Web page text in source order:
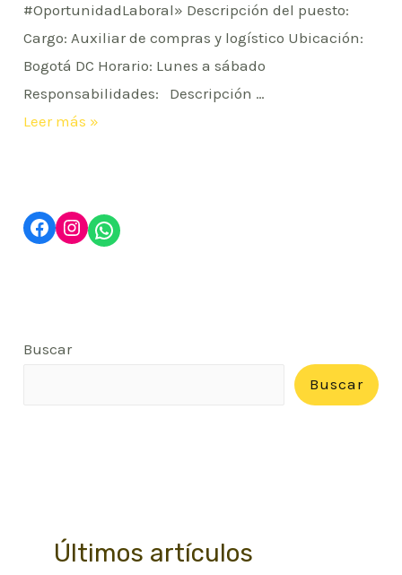
#OportunidadLaboral» Descripción del puesto:
Cargo: Auxiliar de compras y logístico Ubicación:
Bogotá DC Horario: Lunes a sábado
Responsabilidades: Descripción …
Auxiliar
logistica
Leer más »
Facebook Instagram WhatsApp
Buscar
Buscar
Últimos artículos